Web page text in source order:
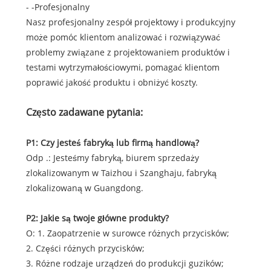
- -Profesjonalny
Nasz profesjonalny zespół projektowy i produkcyjny
może pomóc klientom analizować i rozwiązywać
problemy związane z projektowaniem produktów i
testami wytrzymałościowymi, pomagać klientom
poprawić jakość produktu i obniżyć koszty.
Często zadawane pytania:
P1: Czy jesteś fabryką lub firmą handlową?
Odp .: Jesteśmy fabryką, biurem sprzedaży
zlokalizowanym w Taizhou i Szanghaju, fabryką
zlokalizowaną w Guangdong.
P2: Jakie są twoje główne produkty?
O: 1. Zaopatrzenie w surowce różnych przycisków;
2. Części różnych przycisków;
3. Różne rodzaje urządzeń do produkcji guzików;